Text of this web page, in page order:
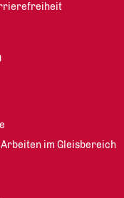
im Gleisbereich